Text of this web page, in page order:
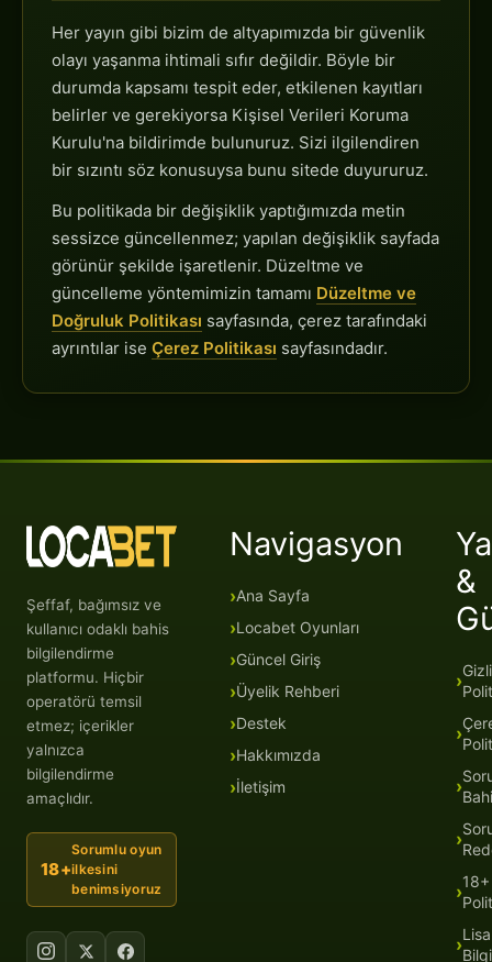
Her yayın gibi bizim de altyapımızda bir güvenlik
olayı yaşanma ihtimali sıfır değildir. Böyle bir
durumda kapsamı tespit eder, etkilenen kayıtları
belirler ve gerekiyorsa Kişisel Verileri Koruma
Kurulu'na bildirimde bulunuruz. Sizi ilgilendiren
bir sızıntı söz konusuysa bunu sitede duyururuz.
Bu politikada bir değişiklik yaptığımızda metin
sessizce güncellenmez; yapılan değişiklik sayfada
görünür şekilde işaretlenir. Düzeltme ve
güncelleme yöntemimizin tamamı Düzeltme ve
Doğruluk Politikası sayfasında, çerez tarafındaki
ayrıntılar ise Çerez Politikası sayfasındadır.
Şeffaf, bağımsız ve
kullanıcı odaklı bahis
bilgilendirme
platformu. Hiçbir
operatörü temsil
etmez; içerikler
yalnızca
bilgilendirme
amaçlıdır.
18+
Sorumlu oyun
ilkesini
benimsiyoruz
Navigasyon
Ana Sayfa
Locabet Oyunları
Güncel Giriş
Üyelik Rehberi
Destek
Hakkımızda
İletişim
&